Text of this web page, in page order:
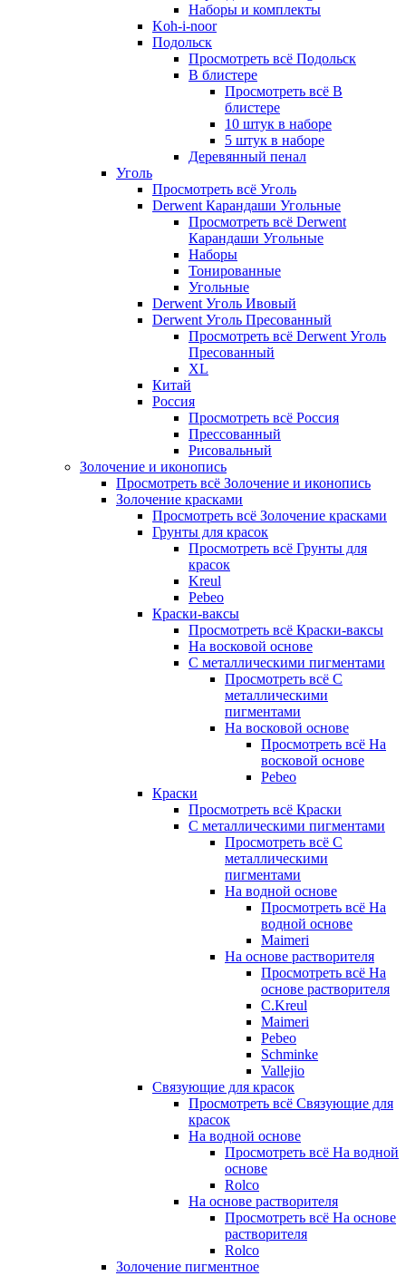
Наборы и комплекты
Koh-i-noor
Подольск
Просмотреть всё Подольск
В блистере
Просмотреть всё В
блистере
10 штук в наборе
5 штук в наборе
Деревянный пенал
Уголь
Просмотреть всё Уголь
Derwent Карандаши Угольные
Просмотреть всё Derwent
Карандаши Угольные
Наборы
Тонированные
Угольные
Derwent Уголь Ивовый
Derwent Уголь Пресованный
Просмотреть всё Derwent Уголь
Пресованный
XL
Китай
Россия
Просмотреть всё Россия
Прессованный
Рисовальный
Золочение и иконопись
Просмотреть всё Золочение и иконопись
Золочение красками
Просмотреть всё Золочение красками
Грунты для красок
Просмотреть всё Грунты для
красок
Kreul
Pebeo
Краски-ваксы
Просмотреть всё Краски-ваксы
На восковой основе
С металлическими пигментами
Просмотреть всё С
металлическими
пигментами
На восковой основе
Просмотреть всё На
восковой основе
Pebeo
Краски
Просмотреть всё Краски
С металлическими пигментами
Просмотреть всё С
металлическими
пигментами
На водной основе
Просмотреть всё На
водной основе
Maimeri
На основе растворителя
Просмотреть всё На
основе растворителя
C.Kreul
Maimeri
Pebeo
Schminke
Vallejio
Связующие для красок
Просмотреть всё Связующие для
красок
На водной основе
Просмотреть всё На водной
основе
Rolco
На основе растворителя
Просмотреть всё На основе
растворителя
Rolco
Золочение пигментное